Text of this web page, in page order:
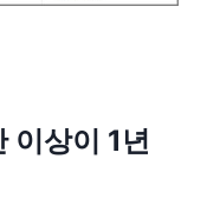
이상이 1년